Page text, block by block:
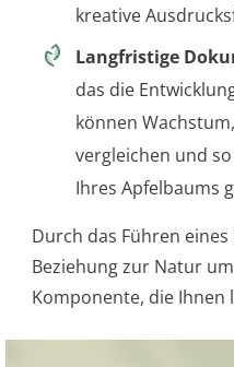
kreative
Langfristige
das die
können
vergleichen und
Ihres Apfelbaums
Durch das Führen
Beziehung zur Natur
Komponente, die Ihnen